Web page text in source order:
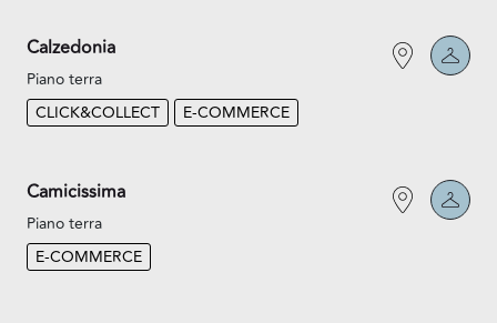
Calzedonia
Piano terra
CLICK&COLLECT
E-COMMERCE
Camicissima
Piano terra
E-COMMERCE